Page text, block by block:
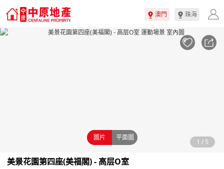
澳門 珠海
1 / 5
圖片 平面圖
美景花園第四座(美福閣) - 高层O室